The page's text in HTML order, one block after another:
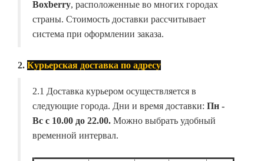
Boxberry, расположенные во многих городах
страны. Стоимость доставки рассчитывает
система при оформлении заказа.
2. Курьерская доставка по адресу
2.1 Доставка курьером осуществляется в
следующие города. Дни и время доставки: Пн -
Вс с 10.00 до 22.00. Можно выбрать удобный
временной интервал.